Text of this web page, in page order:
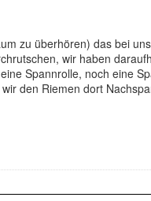
zu überhören) das bei
wir haben
Spannrolle, noch eine
den Riemen dort